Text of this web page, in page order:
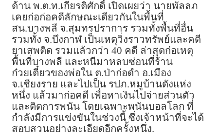
ด้าน พ.ต.ท.เกียรติศักดิ์ เปิดเผยว่า นายพัลลภ
เคยก่อก่อคดีลักษณะเดียวกันในพื้นที่
สน.บางพลี จ.สุมทรปราการ รวมทั้งพื้นที่อื่น
รวมทั้ง จ.บึงกาฬ เป็นเหตุวิ่งราวทรัพย์และคดี
ยาเสพติด รวมแล้วกว่า 40 คดี ล่าสุดก่อเหตุ
พื้นที่บางพลี และหนีมาหลบซ่อนที่ร้าน
ก๋วยเตี๋ยวของพ่อใน ต.ป่าก่อดำ อ.เมือง
จ.เชียงราย และไปเป็น รปภ.หมูบ้านดังแห่ง
หนึ่ง แล้วมาก่อคดี เพื่อหาเงินไปจ่ายส่วนตัว
และติดการพนัน โดยเฉพาะพนันบอลโลก ที่
กำลังมีการแข่งขันในช่วงนี้ ซึ่งเจ้าหน้าที่จะได้
สอบสวนอย่างละเอียดอีกครั้งหนึ่ง.